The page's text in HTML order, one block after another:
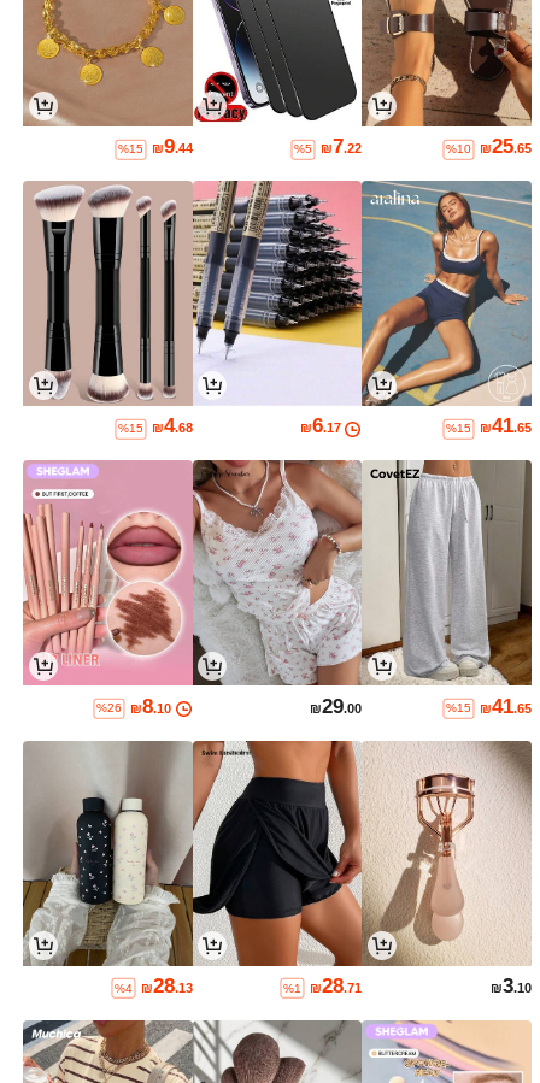
₪25.65
%10
₪7.22
%5
₪9.44
%15
₪41.65
%15
₪6.17
₪4.68
%15
₪41.65
%15
₪29.00
₪8.10
%26
₪3.10
₪28.71
%1
₪28.13
%4